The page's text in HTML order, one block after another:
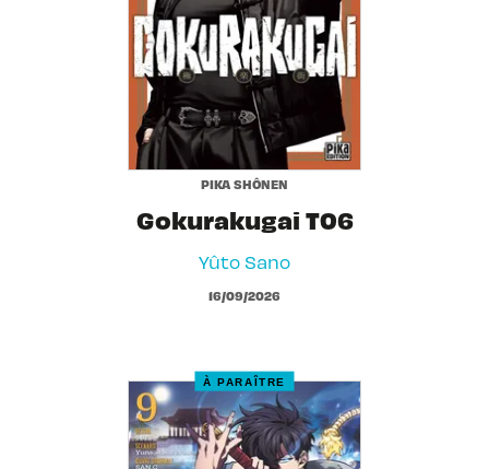
PIKA SHÔNEN
Gokurakugai T06
Yûto Sano
16/09/2026
À PARAÎTRE